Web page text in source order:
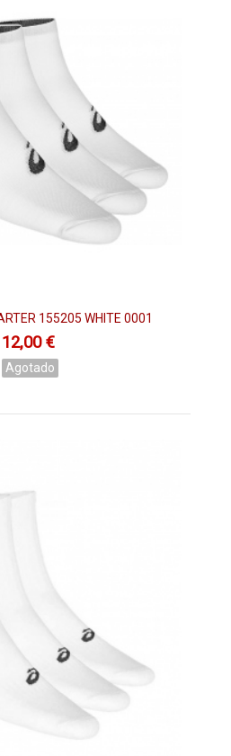
155205 WHITE 0001
12,00 €
Agotado